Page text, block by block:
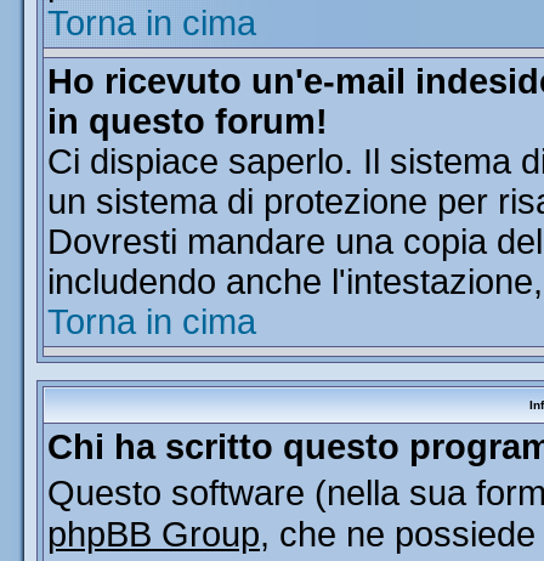
Torna in cima
Ho ricevuto un'e-mail
in questo forum!
Ci dispiace saperlo. Il sistema
un sistema di protezione per
Dovresti mandare una copia
includendo anche
Torna in cima
Chi ha scritto questo
Questo software (nella sua
phpBB Group, che ne